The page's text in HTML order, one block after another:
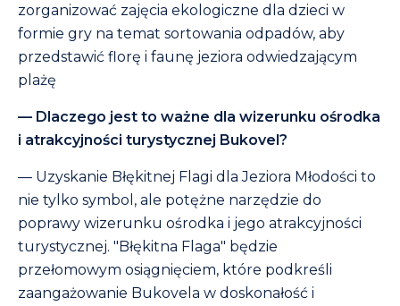
zorganizować zajęcia ekologiczne dla dzieci w
formie gry na temat sortowania odpadów, aby
przedstawić florę i faunę jeziora odwiedzającym
plażę
— Dlaczego jest to ważne dla wizerunku ośrodka
i atrakcyjności turystycznej Bukovel?
— Uzyskanie Błękitnej Flagi dla Jeziora Młodości to
nie tylko symbol, ale potężne narzędzie do
poprawy wizerunku ośrodka i jego atrakcyjności
turystycznej. "Błękitna Flaga" będzie
przełomowym osiągnięciem, które podkreśli
zaangażowanie Bukovela w doskonałość i